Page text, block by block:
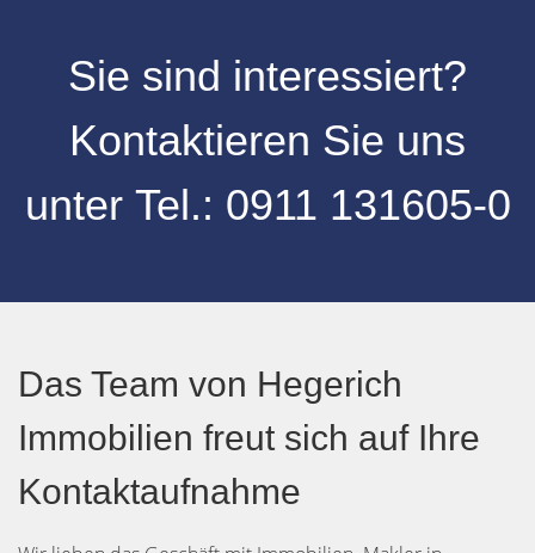
Sie sind interessiert?
Kontaktieren Sie uns
unter Tel.: 0911 131605-0
Das Team von Hegerich
Immobilien freut sich auf Ihre
Kontaktaufnahme